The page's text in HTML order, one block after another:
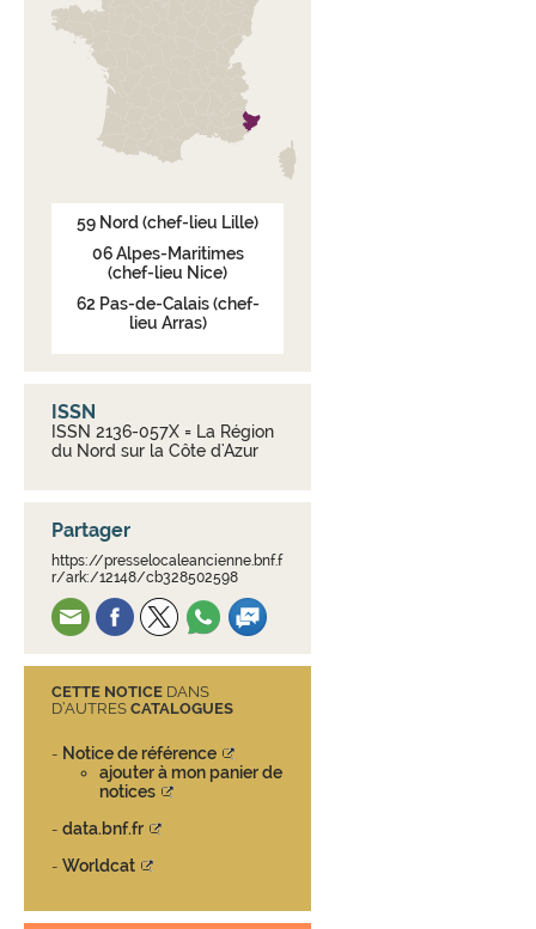
59 Nord(chef-lieu Lille)
06Alpes-Maritimes
(chef-lieu Nice)
62 Pas-de-Calais(chef-
lieu Arras)
ISSN
ISSN 2136-057X = La Région
du Nord sur la Côte d'Azur
Partager
https://presselocaleancienne.bnf.f
r/ark:/12148/cb328502598
CETTE NOTICE DANS
D’AUTRES CATALOGUES
- Notice de référence
ajouter à mon panier de
notices
- data.bnf.fr
- Worldcat